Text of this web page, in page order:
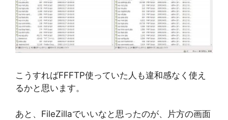
こうすればFFFTP使っていた人も違和感なく使え
るかと思います。
あと、FileZillaでいいなと思ったのが、片方の画面